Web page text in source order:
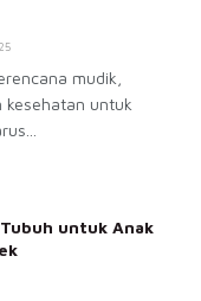
mudik,
kesehatan untuk
untuk Anak